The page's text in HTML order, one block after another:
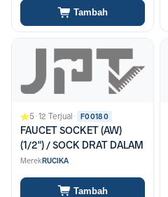
Tambah
5·12 Terjual· F00180
FAUCET SOCKET (AW)
(1/2") / SOCK DRAT DALAM
MerekRUCIKA
Tambah